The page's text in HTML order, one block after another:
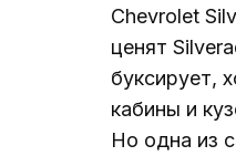
Chevrolet
ценят
буксирует,
кабины и
Но одна из